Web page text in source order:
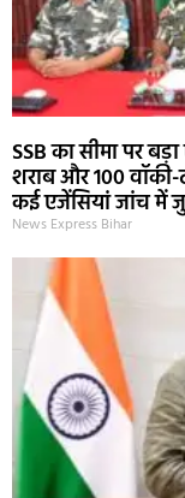
SSB का सीमा पर
शराब और 100 वॉकी-
कई एजेंसियां जांच में
News Express Bihar